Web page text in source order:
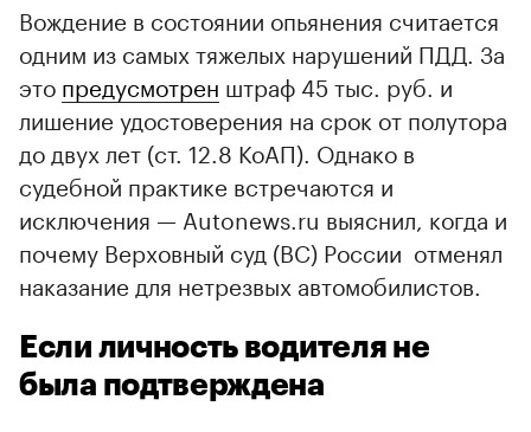
Вождение в состоянии опьянения считается
одним из самых тяжелых нарушений ПДД. За
это предусмотрен штраф 45 тыс. руб. и
лишение удостоверения на срок от полутора
до двух лет (ст. 12.8 КоАП). Однако в
судебной практике встречаются и
исключения — Autonews.ru выяснил, когда и
почему Верховный суд (ВС) России отменял
наказание для нетрезвых автомобилистов.
Если личность водителя не
была подтверждена